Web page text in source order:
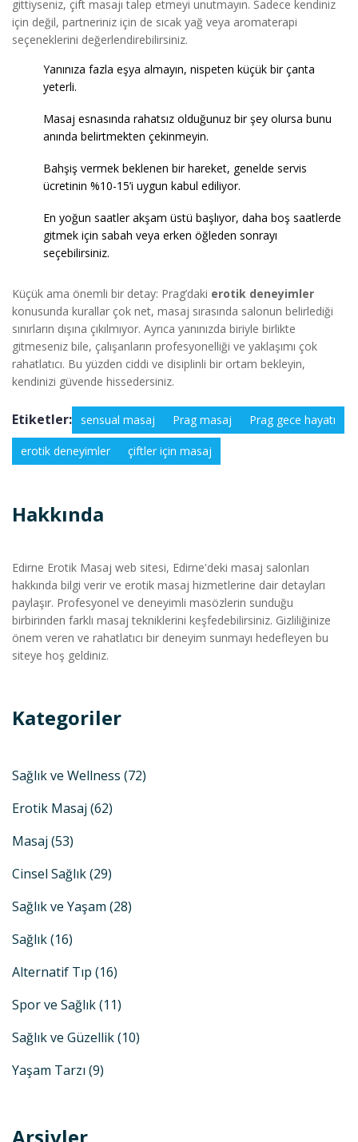
gittiyseniz, çift masajı talep etmeyi unutmayın. Sadece kendiniz
için değil, partneriniz için de sıcak yağ veya aromaterapi
seçeneklerini değerlendirebilirsiniz.
Yanınıza fazla eşya almayın, nispeten küçük bir çanta
yeterli.
Masaj esnasında rahatsız olduğunuz bir şey olursa bunu
anında belirtmekten çekinmeyin.
Bahşiş vermek beklenen bir hareket, genelde servis
ücretinin %10-15’i uygun kabul ediliyor.
En yoğun saatler akşam üstü başlıyor, daha boş saatlerde
gitmek için sabah veya erken öğleden sonrayı
seçebilirsiniz.
Küçük ama önemli bir detay: Prag’daki erotik deneyimler
konusunda kurallar çok net, masaj sırasında salonun belirlediği
sınırların dışına çıkılmıyor. Ayrıca yanınızda biriyle birlikte
gitmeseniz bile, çalışanların profesyonelliği ve yaklaşımı çok
rahatlatıcı. Bu yüzden ciddi ve disiplinli bir ortam bekleyin,
kendinizi güvende hissedersiniz.
Etiketler: sensual masaj Prag masaj Prag gece hayatı
erotik deneyimler çiftler için masaj
Hakkında
Edirne Erotik Masaj web sitesi, Edirne'deki masaj salonları
hakkında bilgi verir ve erotik masaj hizmetlerine dair detayları
paylaşır. Profesyonel ve deneyimli masözlerin sunduğu
birbirinden farklı masaj tekniklerini keşfedebilirsiniz. Gizliliğinize
önem veren ve rahatlatıcı bir deneyim sunmayı hedefleyen bu
siteye hoş geldiniz.
Kategoriler
Sağlık ve Wellness (72)
Erotik Masaj (62)
Masaj (53)
Cinsel Sağlık(29)
Sağlık ve Yaşam (28)
Sağlık(16)
Alternatif Tıp (16)
Spor ve Sağlık(11)
Sağlık ve Güzellik(10)
Yaşam Tarzı (9)